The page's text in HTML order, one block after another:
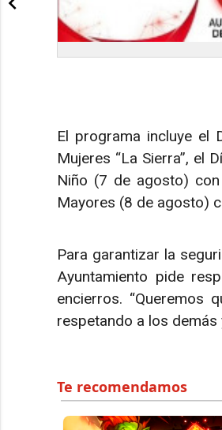
El programa incluye el
Mujeres “La Sierra”, el
Niño (7 de agosto)
Mayores (8 de agosto)
Para garantizar la
Ayuntamiento pide
encierros. “Queremos
respetando a los demás